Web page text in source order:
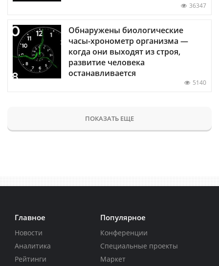
36347
Обнаружены биологические
часы-хронометр организма —
когда они выходят из строя,
развитие человека
останавливается
5140
ПОКАЗАТЬ ЕЩЕ
Главное
Новости
Аналитика
Рейтинги
Популярное
Конференции
Специальные проекты
Маркет